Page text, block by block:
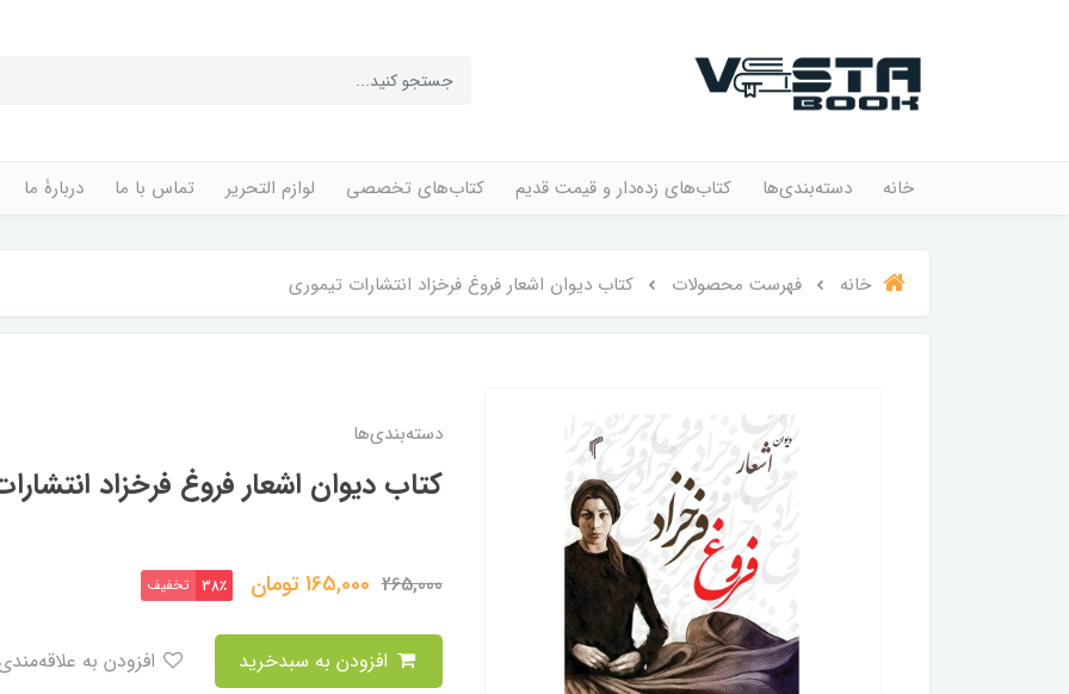
خانه دسته‌بندی‌ها کتاب‌های زده‌دار و قیمت قدیم کتاب‌های تخصصی لوازم التحریر تماس با ما دربارۀ ما
خانه فهرست محصولات کتاب دیوان اشعار فروغ فرخزاد انتشارات تیموری
دسته‌بندی‌ها
کتاب دیوان اشعار فروغ فرخزاد
265,000
165,000تومان 38٪ تخفیف